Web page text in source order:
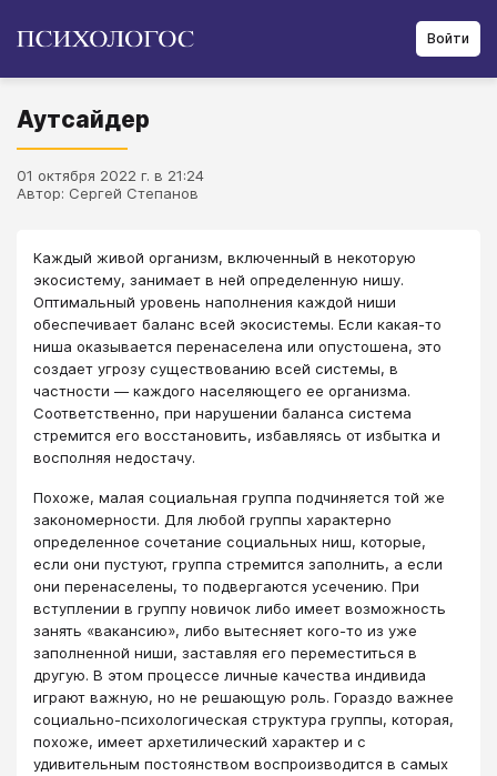
Войти
Аутсайдер
01 октября 2022 г. в 21:24
Автор: Сергей Степанов
Каждый живой организм, включенный в некоторую
экосистему, занимает в ней определенную нишу.
Оптимальный уровень наполнения каждой ниши
обеспечивает баланс всей экосистемы. Если какая-то
ниша оказывается перенаселена или опустошена, это
создает угрозу существованию всей системы, в
частности — каждого населяющего ее организма.
Соответственно, при нарушении баланса система
стремится его восстановить, избавляясь от избытка и
восполняя недостачу.
Похоже, малая социальная группа подчиняется той же
закономерности. Для любой группы характерно
определенное сочетание социальных ниш, которые,
если они пустуют, группа стремится заполнить, а если
они перенаселены, то подвергаются усечению. При
вступлении в группу новичок либо имеет возможность
занять «вакансию», либо вытесняет кого-то из уже
заполненной ниши, заставляя его переместиться в
другую. В этом процессе личные качества индивида
играют важную, но не решающую роль. Гораздо важнее
социально-психологическая структура группы, которая,
похоже, имеет архетилический характер и с
удивительным постоянством воспроизводится в самых